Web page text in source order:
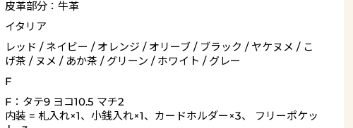
皮革部分：牛革
イタリア
レッド / ネイビー / オレンジ / オリーブ / ブラック / ヤケヌメ / こ
げ茶 / ヌメ / あか茶 / グリーン / ホワイト / グレー
F
F：タテ9 ヨコ10.5 マチ2
内装 = 札入れ×1、小銭入れ×1、カードホルダー×3、 フリーポケッ